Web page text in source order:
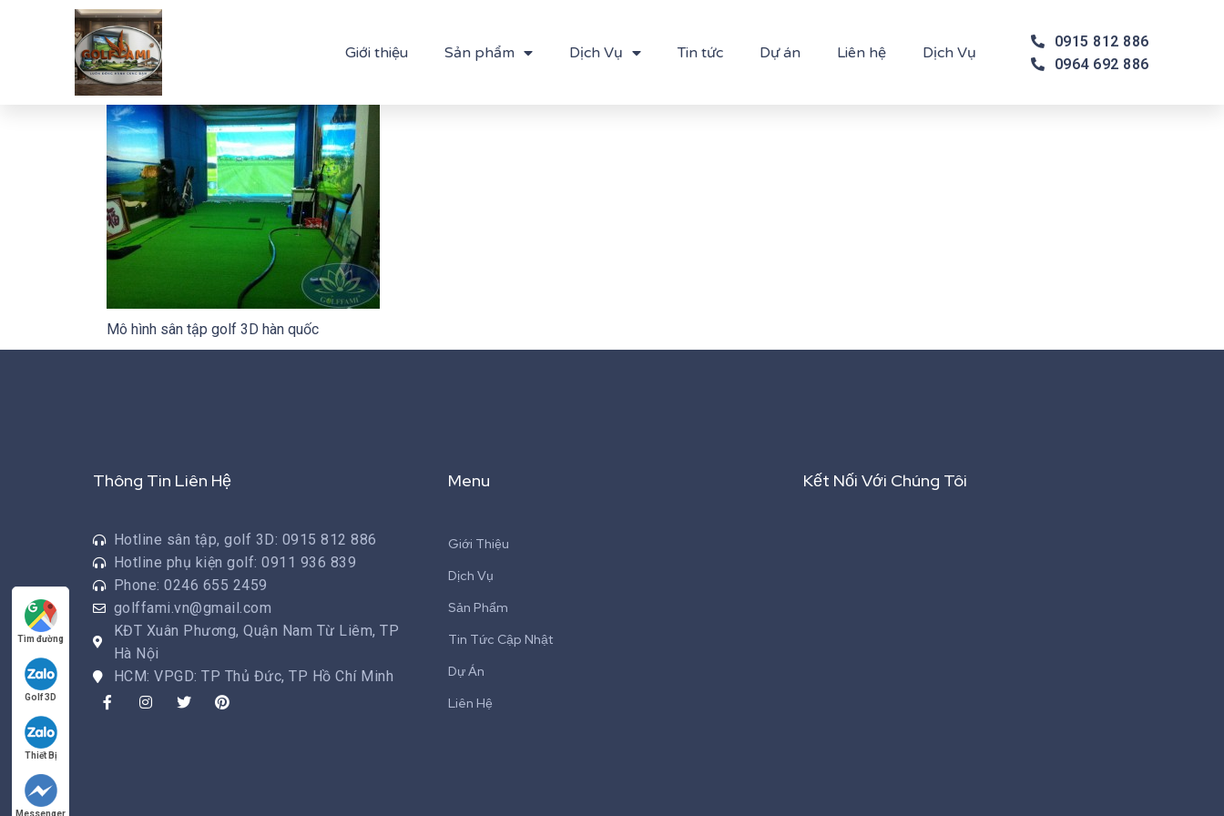
Giới thiệu Sản phẩm Dịch Vụ Tin tức Dự án Liên hệ Dịch Vụ
0915 812 886
0964 692 886
Mô hình sân tập golf 3D hàn quốc
Thông Tin Liên Hệ
Hotline sân tập, golf 3D: 0915 812 886
Hotline phụ kiện golf: 0911 936 839
Phone: 0246 655 2459
golffami.vn@gmail.com
KĐT Xuân Phương, Quận Nam Từ Liêm, TP
Hà Nội
HCM: VPGD: TP Thủ Đức, TP Hồ Chí Minh
Menu
Giới Thiệu
Dịch Vụ
Sản Phẩm
Tin Tức Cập Nhật
Dự Án
Liên Hệ
Kết Nối Với Chúng Tôi
Tìm đường
Golf 3D
Thiết Bị
Messenger